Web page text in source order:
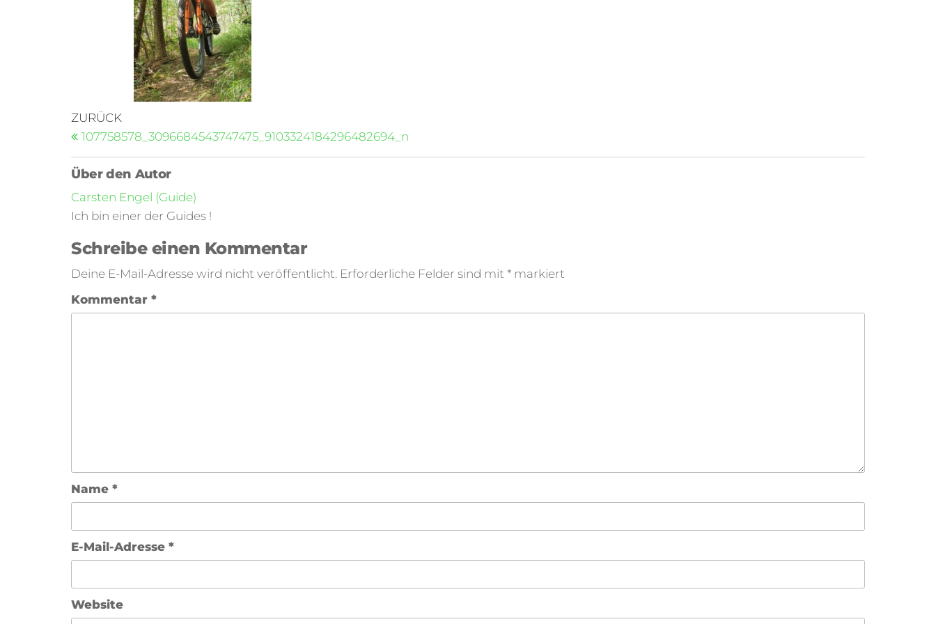
ZURÜCK
107758578_3096684543747475_9103324184296482694_n
Über den Autor
Carsten Engel (Guide)
Ich bin einer der Guides !
Schreibe einen Kommentar
Deine E-Mail-Adresse wird nicht veröffentlicht. Erforderliche Felder sind mit * markiert
Kommentar *
Name *
E-Mail-Adresse *
Website